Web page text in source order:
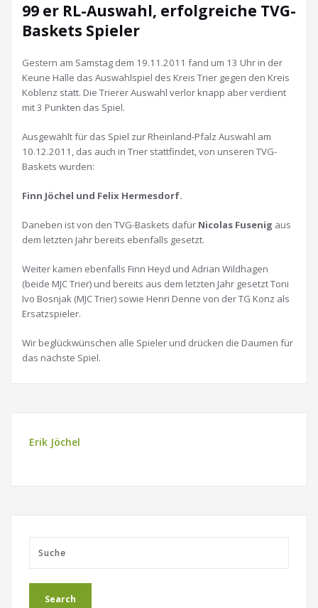
99 er RL-Auswahl, erfolgreiche TVG-
Baskets Spieler
Gestern am Samstag dem 19.11.2011 fand um 13 Uhr in der
Keune Halle das Auswahlspiel des Kreis Trier gegen den Kreis
Koblenz statt. Die Trierer Auswahl verlor knapp aber verdient
mit 3 Punkten das Spiel.
Ausgewählt für das Spiel zur Rheinland-Pfalz Auswahl am
10.12.2011, das auch in Trier stattfindet, von unseren TVG-
Baskets wurden:
Finn Jöchel und Felix Hermesdorf.
Daneben ist von den TVG-Baskets dafür Nicolas Fusenig aus
dem letzten Jahr bereits ebenfalls gesetzt.
Weiter kamen ebenfalls Finn Heyd und Adrian Wildhagen
(beide MJC Trier) und bereits aus dem letzten Jahr gesetzt Toni
Ivo Bosnjak (MJC Trier) sowie Henri Denne von der TG Konz als
Ersatzspieler.
Wir beglückwünschen alle Spieler und drücken die Daumen für
das nächste Spiel.
Erik Jöchel